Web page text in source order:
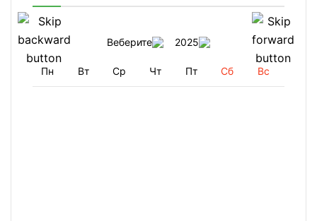
Веберите 2025
Пн Вт Ср Чт Пт Сб Вс